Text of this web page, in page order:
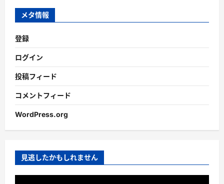
メタ情報
登録
ログイン
投稿フィード
コメントフィード
WordPress.org
見逃したかもしれません